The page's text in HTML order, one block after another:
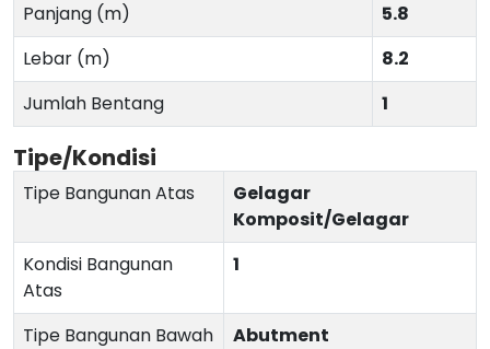
Panjang (m)
5.8
Lebar (m)
8.2
Jumlah Bentang
1
Tipe/Kondisi
Tipe Bangunan Atas
Gelagar
Komposit/Gelagar
Kondisi Bangunan
Atas
1
Tipe Bangunan Bawah
Abutment